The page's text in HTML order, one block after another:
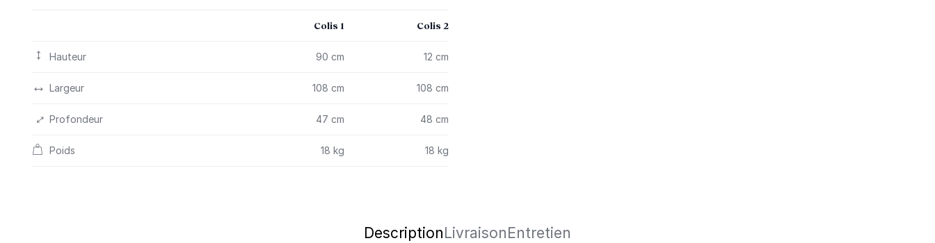
Colis 1 Colis 2
Hauteur 90 cm 12 cm
Largeur 108 cm 108 cm
Profondeur 47 cm 48 cm
Poids 18 kg 18 kg
DescriptionLivraisonEntretien